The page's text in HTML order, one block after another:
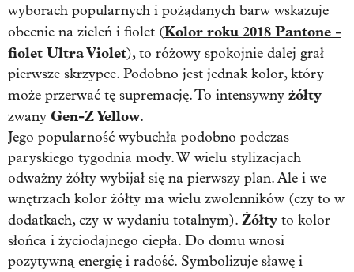
wyborach popularnych i pożądanych barw wskazuje
obecnie na zieleń i fiolet (Kolor roku 2018 Pantone -
fiolet Ultra Violet), to różowy spokojnie dalej grał
pierwsze skrzypce. Podobno jest jednak kolor, który
może przerwać tę supremację. To intensywny żółty
zwany Gen-Z Yellow.
Jego popularność wybuchła podobno podczas
paryskiego tygodnia mody. W wielu stylizacjach
odważny żółty wybijał się na pierwszy plan. Ale i we
wnętrzach kolor żółty ma wielu zwolenników (czy to w
dodatkach, czy w wydaniu totalnym). Żółty to kolor
słońca i życiodajnego ciepła. Do domu wnosi
pozytywną energię i radość. Symbolizuje sławę i